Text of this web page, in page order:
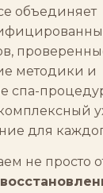
объединяет
методики и
спа-
для
не просто